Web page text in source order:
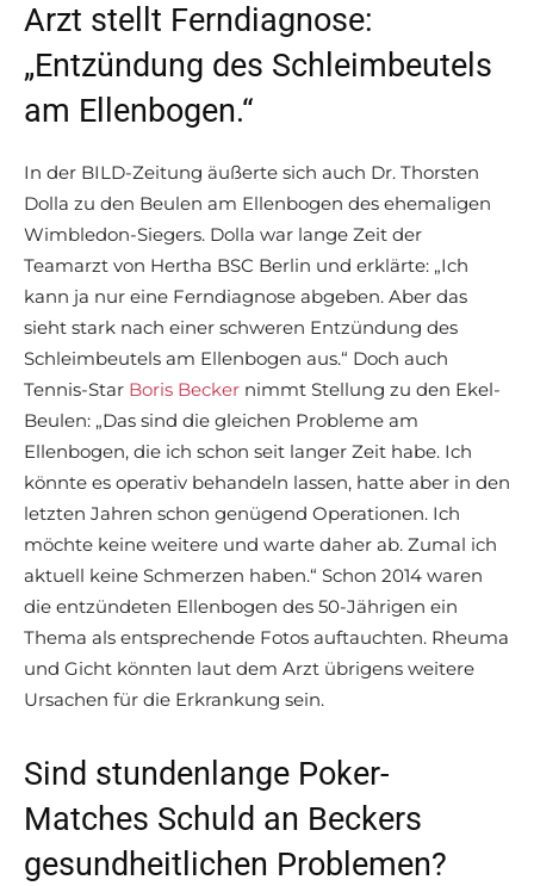
Arzt stellt Ferndiagnose:
„Entzündung des Schleimbeutels
am Ellenbogen.“
In der BILD-Zeitung äußerte sich auch Dr. Thorsten
Dolla zu den Beulen am Ellenbogen des ehemaligen
Wimbledon-Siegers. Dolla war lange Zeit der
Teamarzt von Hertha BSC Berlin und erklärte: „Ich
kann ja nur eine Ferndiagnose abgeben. Aber das
sieht stark nach einer schweren Entzündung des
Schleimbeutels am Ellenbogen aus.“ Doch auch
Tennis-Star Boris Becker nimmt Stellung zu den Ekel-
Beulen: „Das sind die gleichen Probleme am
Ellenbogen, die ich schon seit langer Zeit habe. Ich
könnte es operativ behandeln lassen, hatte aber in den
letzten Jahren schon genügend Operationen. Ich
möchte keine weitere und warte daher ab. Zumal ich
aktuell keine Schmerzen haben.“ Schon 2014 waren
die entzündeten Ellenbogen des 50-Jährigen ein
Thema als entsprechende Fotos auftauchten. Rheuma
und Gicht könnten laut dem Arzt übrigens weitere
Ursachen für die Erkrankung sein.
Sind stundenlange Poker-
Matches Schuld an Beckers
gesundheitlichen Problemen?